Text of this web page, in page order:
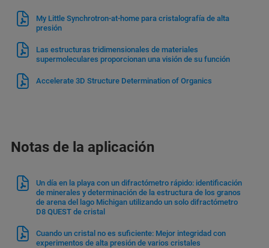
My Little Synchrotron-at-home para cristalografía de alta
presión
Las estructuras tridimensionales de materiales
supermoleculares proporcionan una visión de su función
Accelerate 3D Structure Determination of Organics
Notas de la aplicación
Un día en la playa con un difractómetro rápido: identificación
de minerales y determinación de la estructura de los granos
de arena del lago Michigan utilizando un solo difractómetro
D8 QUEST de cristal
Cuando un cristal no es suficiente: Mejor integridad con
experimentos de alta presión de varios cristales